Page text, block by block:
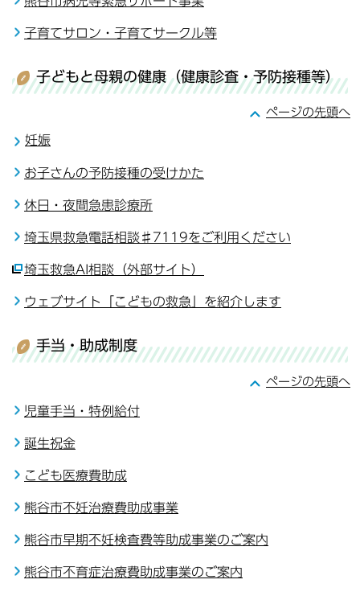
子育てサロン・子育てサークル等
子どもと母親の健康（健康診査・予防接種等）
ページの先頭へ
妊娠
お子さんの予防接種の受けかた
休日・夜間急患診療所
埼玉県救急電話相談♯7119をご利用ください
埼玉救急AI相談（外部サイト）
ウェブサイト「こどもの救急」を紹介します
手当・助成制度
ページの先頭へ
児童手当・特例給付
誕生祝金
こども医療費助成
熊谷市不妊治療費助成事業
熊谷市早期不妊検査費等助成事業のご案内
熊谷市不育症治療費助成事業のご案内